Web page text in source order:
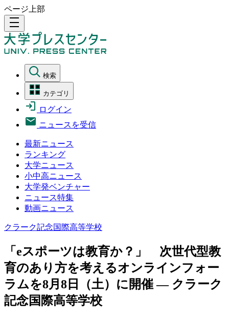
ページ上部
density_medium
検索
カテゴリ
ログイン
ニュースを受信
最新ニュース
ランキング
大学ニュース
小中高ニュース
大学発ベンチャー
ニュース特集
動画ニュース
クラーク記念国際高等学校
「eスポーツは教育か？」 次世代型教
育のあり方を考えるオンラインフォー
ラムを8月8日（土）に開催 — クラーク
記念国際高等学校